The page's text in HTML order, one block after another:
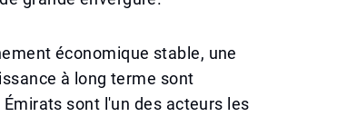
économique stable, une
à long terme sont
sont l'un des acteurs les